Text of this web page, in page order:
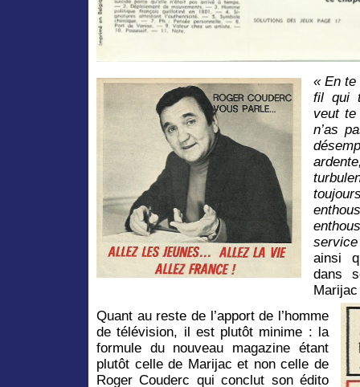
« En
fil qui
veut te
n’as
ainsi
dans
Quant au reste de l’apport de l’homme
de télévision, il est plutôt minime : la
formule du nouveau magazine étant
plutôt celle de Marijac et non celle de
Roger Couderc qui conclut son édito